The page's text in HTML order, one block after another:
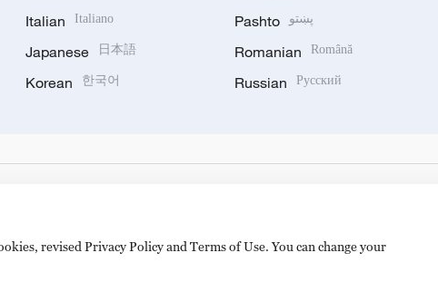
Italian Italiano
Japanese 日本語
Korean 한국어
Pashto پښتو
Romanian Română
Russian Русский
revised Privacy Policy and Terms of Use. You can change your